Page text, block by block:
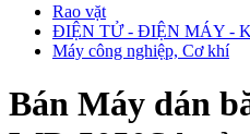
Rao vặt
ĐIỆN TỬ - ĐIỆN MÁY -
Máy công nghiệp, Cơ khí
Bán Máy dán